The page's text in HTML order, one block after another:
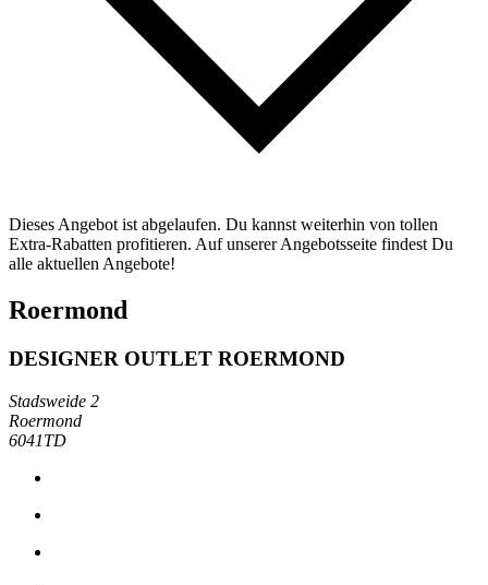
Dieses Angebot ist abgelaufen. Du kannst weiterhin von tollen
Extra-Rabatten profitieren. Auf unserer Angebotsseite findest Du
alle aktuellen Angebote!
Roermond
DESIGNER OUTLET ROERMOND
Stadsweide 2
Roermond
6041TD